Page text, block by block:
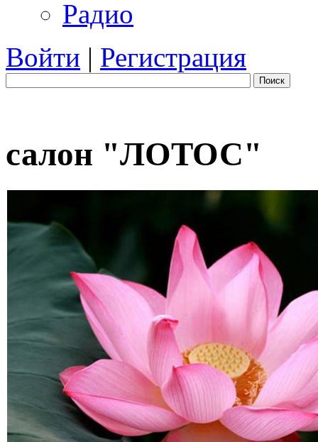
Радио
Войти | Регистрация
Поиск
салон "ЛОТОС"